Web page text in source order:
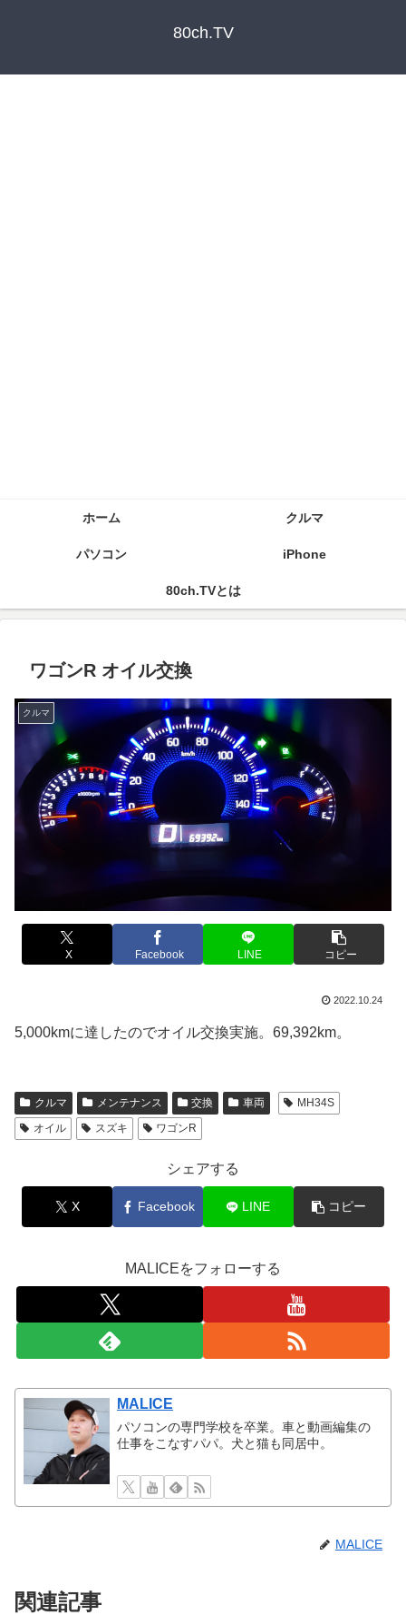
80ch.TV
ホーム クルマ
パソコン iPhone
80ch.TVとは
ワゴンR オイル交換
クルマ
X Facebook LINE コピー
2022.10.24
5,000kmに達したのでオイル交換実施。69,392km。
クルマ メンテナンス 交換 車両
MH34S
オイル
スズキ ワゴンR
シェアする
X Facebook LINE コピー
MALICEをフォローする
MALICE
パソコンの専門学校を卒業。車と動画編集の
仕事をこなすパパ。犬と猫も同居中。
MALICE
関連記事